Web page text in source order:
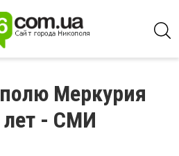
Меркурия
лет - СМИ